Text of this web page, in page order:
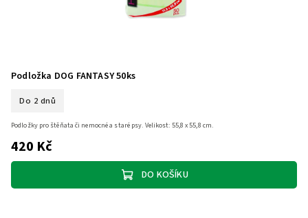
Podložka DOG FANTASY 50ks
Do 2 dnů
420 Kč
DO KOŠÍKU
Podložky pro štěňata či nemocné a staré psy. Velikost: 55,8 x 55,8 cm.